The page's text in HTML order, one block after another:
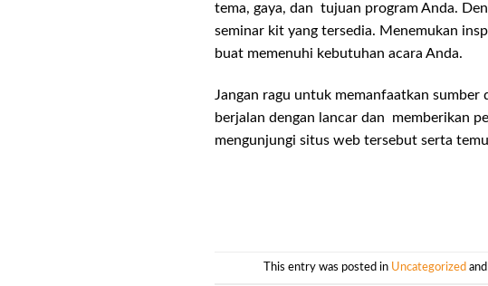
tema, gaya, dan tujuan program Anda.
seminar kit yang tersedia. Menemukan
buat memenuhi kebutuhan acara Anda.
Jangan ragu untuk memanfaatkan sumber
berjalan dengan lancar dan memberikan
mengunjungi situs web tersebut serta
This entry was posted in Uncategorized